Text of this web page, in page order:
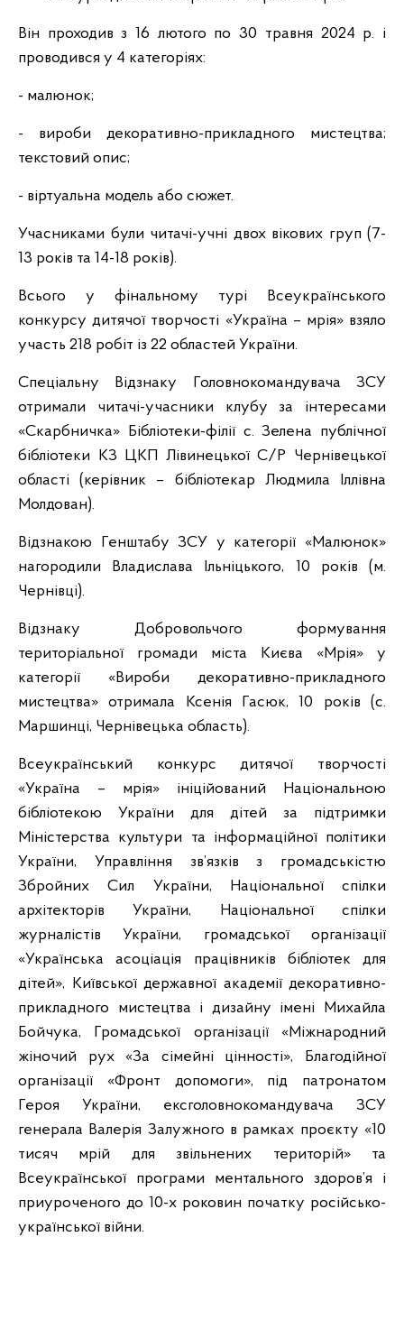
Він проходив з 16 лютого по 30 травня 2024 р. і
проводився у 4 категоріях:
- малюнок;
- вироби декоративно-прикладного мистецтва;
текстовий опис;
- віртуальна модель або сюжет.
Учасниками були читачі-учні двох вікових груп (7-
13 років та 14-18 років).
Всього у фінальному турі Всеукраїнського
конкурсу дитячої творчості «Україна – мрія» взяло
участь 218 робіт із 22 областей України.
Спеціальну Відзнаку Головнокомандувача ЗСУ
отримали читачі-учасники клубу за інтересами
«Скарбничка» Бібліотеки-філії с. Зелена публічної
бібліотеки КЗ ЦКП Лівинецької С/Р Чернівецької
області (керівник – бібліотекар Людмила Іллівна
Молдован).
Відзнакою Генштабу ЗСУ у категорії «Малюнок»
нагородили Владислава Ільніцького, 10 років (м.
Чернівці).
Відзнаку Добровольчого формування
територіальної громади міста Києва «Мрія» у
категорії «Вироби декоративно-прикладного
мистецтва» отримала Ксенія Гасюк, 10 років (с.
Маршинці, Чернівецька область).
Всеукраїнський конкурс дитячої творчості
«Україна – мрія» ініційований Національною
бібліотекою України для дітей за підтримки
Міністерства культури та інформаційної політики
України, Управління зв’язків з громадськістю
Збройних Сил України, Національної спілки
архітекторів України, Національної спілки
журналістів України, громадської організації
«Українська асоціація працівників бібліотек для
дітей», Київської державної академії декоративно-
прикладного мистецтва і дизайну імені Михайла
Бойчука, Громадської організації «Міжнародний
жіночий рух «За сімейні цінності», Благодійної
організації «Фронт допомоги», під патронатом
Героя України, ексголовнокомандувача ЗСУ
генерала Валерія Залужного в рамках проєкту «10
тисяч мрій для звільнених територій» та
Всеукраїнської програми ментального здоров’я і
приуроченого до 10-х роковин початку російсько-
української війни.